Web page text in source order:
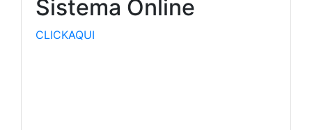
Sistema Online
CLICKAQUI